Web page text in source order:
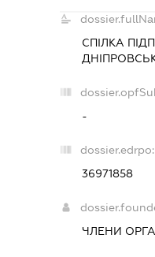
СПІЛКА
-
dossier.edrpo:
36971858
ЧЛЕНИ